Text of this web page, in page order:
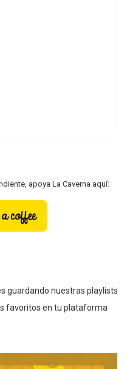
apoya La Caverna aquí:
guardando nuestras playlists
favoritos en tu plataforma